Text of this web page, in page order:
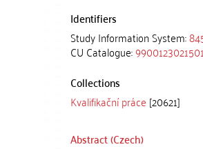
Identifiers
Study Information System:
CU Catalogue:
Collections
Kvalifikační práce [20621]
Abstract (Czech)